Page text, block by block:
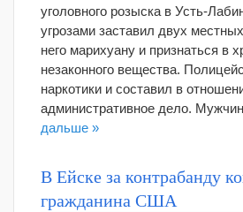
уголовного розыска в Усть-
угрозами заставил двух
него марихуану и признаться в
незаконного вещества.
наркотики и составил в
административное дело.
дальше »
В Ейске за контрабанду
гражданина США